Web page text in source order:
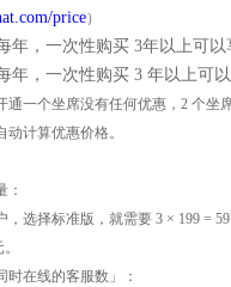
price）
年，一次性购买 3年以上可以
年，一次性购买 3 年以上可以
通一个坐席没有任何优惠，2 个坐
计算优惠价格。
：
，选择标准版，就需要 3 × 199 =
在线的客服数」：